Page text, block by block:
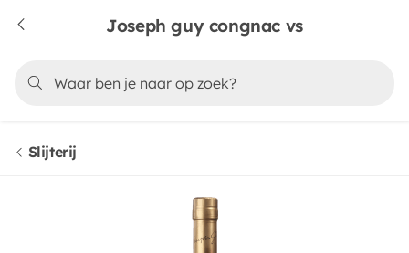
Joseph guy congnac vs
Slijterij